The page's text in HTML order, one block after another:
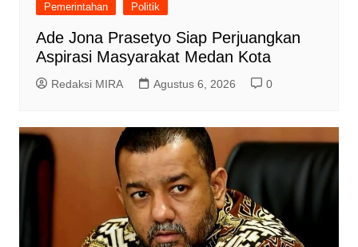
Pemerintahan
Politik
Ade Jona Prasetyo Siap Perjuangkan
Aspirasi Masyarakat Medan Kota
Redaksi MIRA Agustus 6, 2026 0